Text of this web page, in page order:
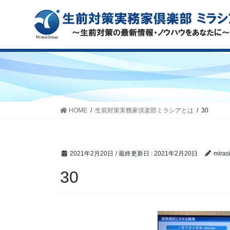
HOME 生前対策実務家倶楽部ミラシアとは 30
2021年2月20日 / 最終更新日 : 2021年2月20日
30